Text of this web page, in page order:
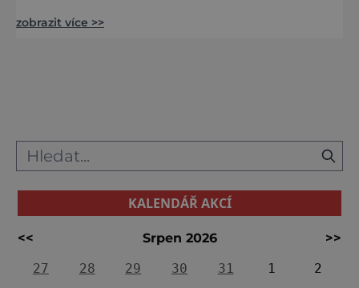
dnes Izraelci. Je to krásné, posvátné město,
zobrazit více >>
KALENDÁŘ AKCÍ
<< Srpen 2026
>>
27
28 29 30 31 1
2